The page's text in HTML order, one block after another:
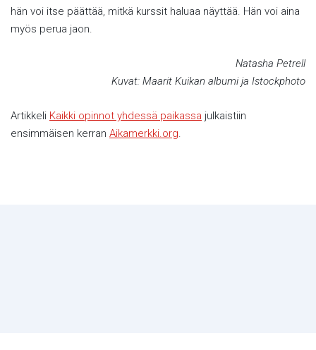
hän voi itse päättää, mitkä kurssit haluaa näyttää. Hän voi aina
myös perua jaon.
Natasha Petrell
Kuvat: Maarit Kuikan albumi ja Istockphoto
Artikkeli Kaikki opinnot yhdessä paikassa julkaistiin
ensimmäisen kerran Aikamerkki.org.